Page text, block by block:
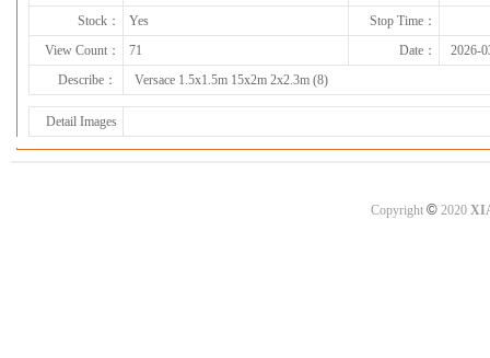
Stock：
Yes
Stop Time：
View Count：
71 Date：
2026-
Describe：
Versace 1.5x1.5m 15x2m 2x2.3m (8)
Detail Images
Copyright ©2020